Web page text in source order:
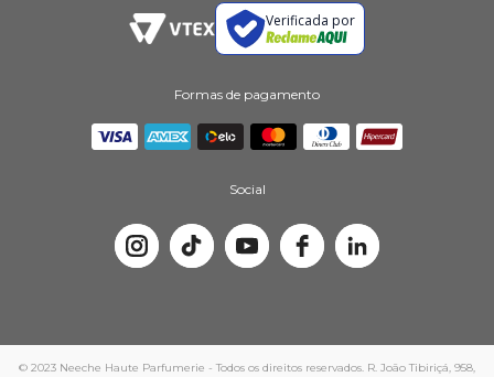
Verificada por
Formas de pagamento
Social
© 2023 Neeche Haute Parfumerie - Todos os direitos reservados. R. João Tibiriçá, 958,